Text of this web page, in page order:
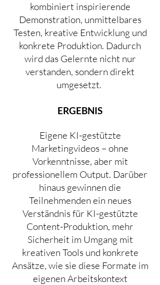
kombiniert inspirierende
Demonstration, unmittelbares
Testen, kreative Entwicklung und
konkrete Produktion. Dadurch
wird das Gelernte nicht nur
verstanden, sondern direkt
umgesetzt.
ERGEBNIS
Eigene KI-gestützte
Marketingvideos – ohne
Vorkenntnisse, aber mit
professionellem Output. Darüber
hinaus gewinnen die
Teilnehmenden ein neues
Verständnis für KI-gestützte
Content-Produktion, mehr
Sicherheit im Umgang mit
kreativen Tools und konkrete
Ansätze, wie sie diese Formate im
eigenen Arbeitskontext